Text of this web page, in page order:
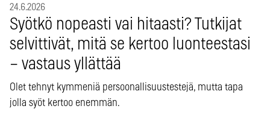
24.6.2026
Syötkö nopeasti vai hitaasti? Tutkijat
selvittivät, mitä se kertoo luonteestasi
– vastaus yllättää
Olet tehnyt kymmeniä persoonallisuustestejä, mutta tapa
jolla syöt kertoo enemmän.